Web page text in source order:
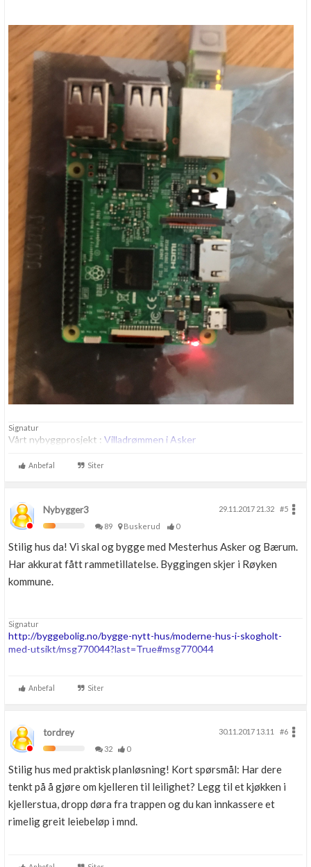
Signatur
Vårt nybyggprosjekt : Villadrømmen i Asker
Anbefal Siter
Nybygger3 29.11.2017 21.32
#5
89
Buskerud 0
Stilig hus da! Vi skal og bygge med Mesterhus Asker og Bærum.
Har akkurat fått rammetillatelse. Byggingen skjer i Røyken
kommune.
Signatur
http://byggebolig.no/bygge-nytt-hus/moderne-hus-i-skogholt-
med-utsikt/msg770044?last=True#msg770044
Anbefal Siter
tordrey 30.11.2017 13.11
#6
32
0
Stilig hus med praktisk planløsning! Kort spørsmål: Har dere
tenkt på å gjøre om kjelleren til leilighet? Legg til et kjøkken i
kjellerstua, dropp døra fra trappen og du kan innkassere et
rimelig greit leiebeløp i mnd.